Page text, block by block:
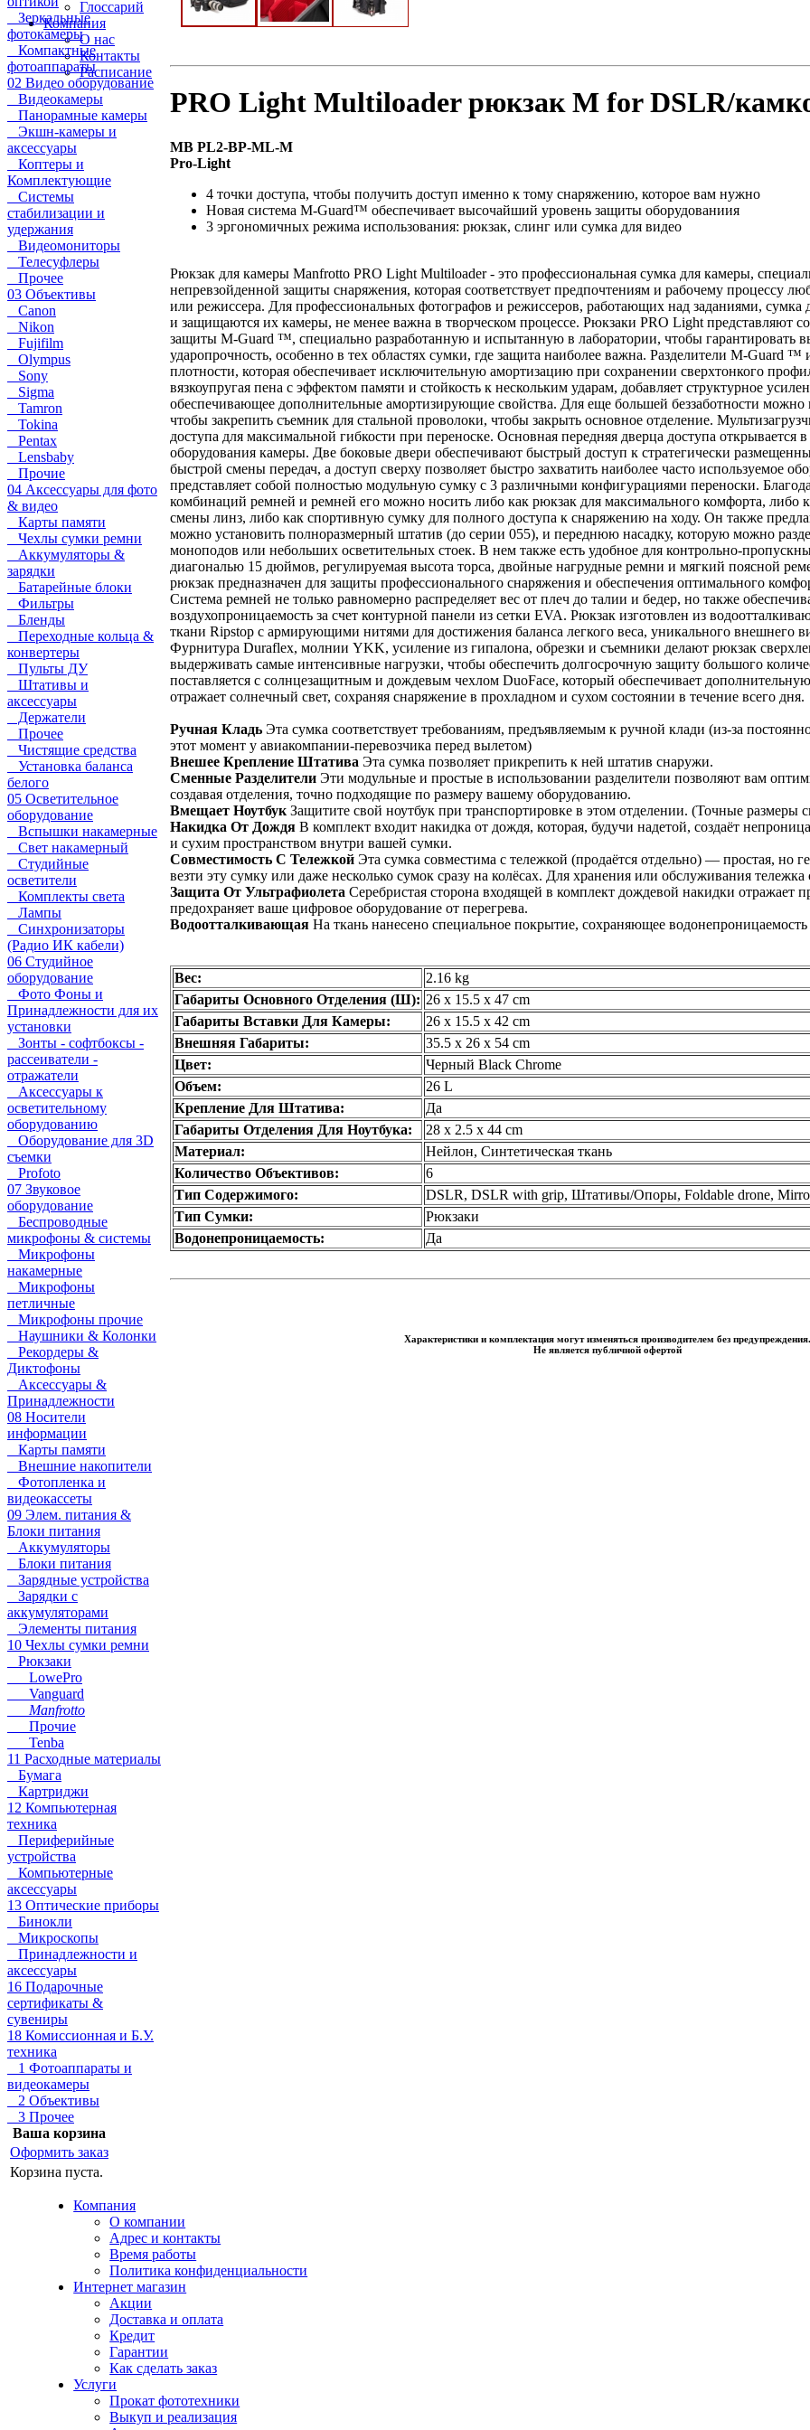
Глоссарий
Компания
О нас
Контакты
Расписание
Зеркальные
фотокамеры
Компактные
фотоаппараты
02 Видео оборудование
Видеокамеры
Панорамные камеры
Экшн-камеры и
аксессуары
Коптеры и
Комплектующие
Системы
стабилизации и
удержания
Видеомониторы
Телесуфлеры
Прочее
03 Объективы
Canon
Nikon
Fujifilm
Olympus
Sony
Sigma
Tamron
Tokina
Pentax
Lensbaby
Прочие
04 Аксессуары для фото
& видео
Карты памяти
Чехлы сумки ремни
Аккумуляторы &
зарядки
Батарейные блоки
Фильтры
Бленды
Переходные кольца &
конвертеры
Пульты ДУ
Штативы и
аксессуары
Держатели
Прочее
Чистящие средства
Установка баланса
белого
05 Осветительное
оборудование
Вспышки накамерные
Свет накамерный
Студийные
осветители
Комплекты света
Лампы
Синхронизаторы
(Радио ИК кабели)
06 Студийное
оборудование
Фото Фоны и
Принадлежности для их
установки
Зонты - софтбоксы -
рассеиватели -
отражатели
Аксессуары к
осветительному
оборудованию
Оборудование для 3D
съемки
Profoto
07 Звуковое
оборудование
Беспроводные
микрофоны & системы
Микрофоны
накамерные
Микрофоны
петличные
Микрофоны прочие
Наушники & Колонки
Рекордеры &
Диктофоны
Аксессуары &
Принадлежности
08 Носители
информации
Карты памяти
Внешние накопители
Фотопленка и
видеокассеты
09 Элем. питания &
Блоки питания
Аккумуляторы
Блоки питания
Зарядные устройства
Зарядки с
аккумуляторами
Элементы питания
10 Чехлы сумки ремни
Рюкзаки
LowePro
Vanguard
Manfrotto
Прочие
Tenba
11 Расходные материалы
Бумага
Картриджи
12 Компьютерная
техника
Периферийные
устройства
Компьютерные
аксессуары
13 Оптические приборы
Бинокли
Микроскопы
Принадлежности и
аксессуары
16 Подарочные
сертификаты &
сувениры
18 Комиссионная и Б.У.
техника
1 Фотоаппараты и
видеокамеры
2 Объективы
3 Прочее
Ваша корзина
Оформить заказ
Корзина пуста.
PRO Light Multiloader рюкзак M for DSLR/
MB PL2-BP-ML-M
Pro-Light
4 точки доступа, чтобы получить доступ именно к тому снаряжению, которое вам нужно
Новая система M-Guard™ обеспечивает высочайший уровень защиты оборудованиия
3 эргономичных режима использования: рюкзак, слинг или сумка для видео
Рюкзак для камеры Manfrotto PRO Light Multiloader - это профессиональная сумка для камеры,
непревзойденной защиты снаряжения, которая соответствует предпочтениям и рабочему процессу
или режиссера. Для профессиональных фотографов и режиссеров, работающих над заданиями, сумка
и защищаются их камеры, не менее важна в творческом процессе. Рюкзаки PRO Light представляют
защиты M-Guard ™, специально разработанную и испытанную в лаборатории, чтобы гарантировать
ударопрочность, особенно в тех областях сумки, где защита наиболее важна. Разделители M-Guard
плотности, которая обеспечивает исключительную амортизацию при сохранении сверхтонкого
вязкоупругая пена с эффектом памяти и стойкость к нескольким ударам, добавляет структурное
обеспечивающее дополнительные амортизирующие свойства. Для еще большей беззаботности можно
чтобы закрепить съемник для стальной проволоки, чтобы закрыть основное отделение.
доступа для максимальной гибкости при переноске. Основная передняя дверца доступа открывается
оборудования камеры. Две боковые двери обеспечивают быстрый доступ к стратегически
быстрой смены передач, а доступ сверху позволяет быстро захватить наиболее часто используемое
представляет собой полностью модульную сумку с 3 различными конфигурациями переноски.
комбинаций ремней и ремней его можно носить либо как рюкзак для максимального комфорта, либо
смены линз, либо как спортивную сумку для полного доступа к снаряжению на ходу. Он также
можно установить полноразмерный штатив (до серии 055), и переднюю насадку, которую можно
моноподов или небольших осветительных стоек. В нем также есть удобное для контрольно-
диагональю 15 дюймов, регулируемая высота торса, двойные нагрудные ремни и мягкий поясной
рюкзак предназначен для защиты профессионального снаряжения и обеспечения оптимального
Система ремней не только равномерно распределяет вес от плеч до талии и бедер, но также
воздухопроницаемость за счет контурной панели из сетки EVA. Рюкзак изготовлен из
ткани Ripstop с армирующими нитями для достижения баланса легкого веса, уникального внешнего
Фурнитура Duraflex, молнии YKK, усиление из гипалона, обрезки и съемники делают рюкзак
выдерживать самые интенсивные нагрузки, чтобы обеспечить долгосрочную защиту большого
поставляется с солнцезащитным и дождевым чехлом DuoFace, который обеспечивает
отражает солнечный свет, сохраняя снаряжение в прохладном и сухом состоянии в течение всего дня.
Ручная Кладь Эта сумка соответствует требованиям, предъявляемым к ручной клади (из-за
этот момент у авиакомпании-перевозчика перед вылетом)
Внешее Крепление Штатива Эта сумка позволяет прикрепить к ней штатив снаружи.
Сменные Разделители Эти модульные и простые в использовании разделители позволяют вам
создавая отделения, точно подходящие по размеру вашему оборудованию.
Вмещает Ноутбук Защитите свой ноутбук при транспортировке в этом отделении. (Точные размеры
Накидка От Дождя В комплект входит накидка от дождя, которая, будучи надетой, создаёт
и сухим пространством внутри вашей сумки.
Совместимость С Тележкой Эта сумка совместима с тележкой (продаётся отдельно) — простая, но
везти эту сумку или даже несколько сумок сразу на колёсах. Для хранения или обслуживания тележка
Защита От Ультрафиолета Серебристая сторона входящей в комплект дождевой накидки отражает
предохраняет ваше цифровое оборудование от перегрева.
Водоотталкивающая На ткань нанесено специальное покрытие, сохраняющее водонепроницаемость
Вес:
2.16 kg
Габариты Основного Отделения (Ш): 26 x 15.5 x 47 cm
Габариты Вставки Для Камеры:
26 x 15.5 x 42 cm
Внешняя Габариты:
35.5 x 26 x 54 cm
Цвет:
Черный Black Chrome
Объем:
26 L
Крепление Для Штатива:
Да
Габариты Отделения Для Ноутбука:
28 x 2.5 x 44 cm
Материал:
Нейлон, Синтетическая ткань
Количество Объективов:
6
Тип Содержимого:
DSLR, DSLR with grip, Штативы/Опоры, Foldable drone,
Тип Сумки:
Рюкзаки
Водонепроницаемость:
Да
Характеристики и комплектация могут изменяться производителем без предупреждения.
Не является публичной офертой
Компания
О компании
Адрес и контакты
Время работы
Политика конфиденциальности
Интернет магазин
Акции
Доставка и оплата
Кредит
Гарантии
Как сделать заказ
Услуги
Прокат фототехники
Выкуп и реализация